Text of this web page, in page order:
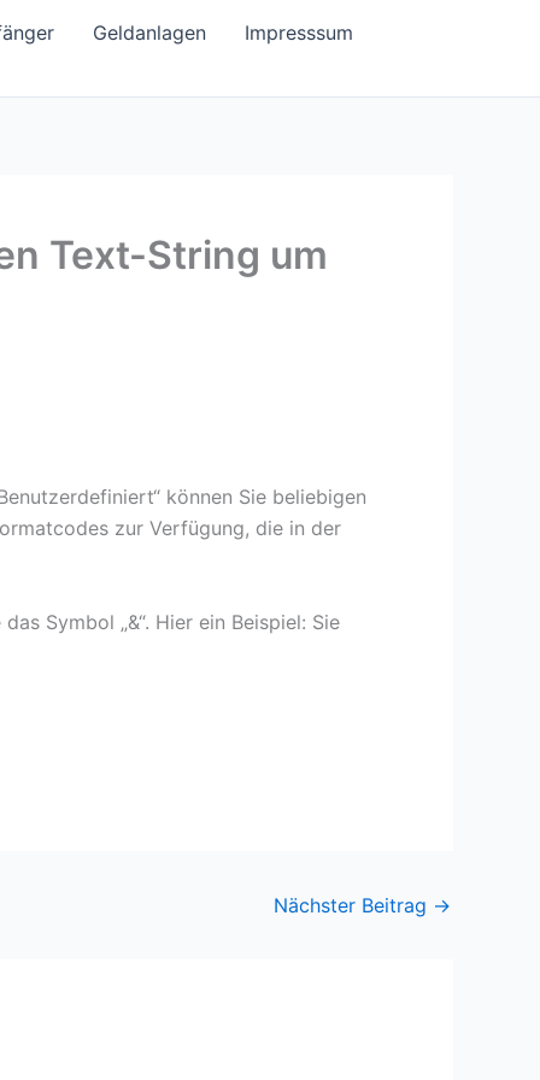
Geldanlagen Impresssum
Text-String um
können Sie beliebigen
zur Verfügung, die in der
Symbol „&“. Hier ein Beispiel: Sie
Nächster Beitrag →